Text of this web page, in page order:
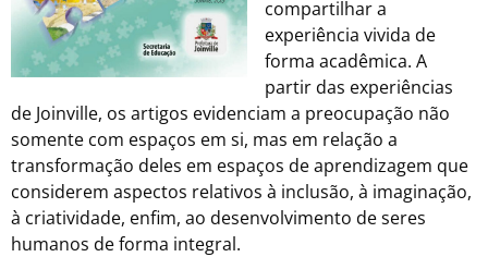
compartilhar a
experiência vivida de
forma acadêmica. A
partir das experiências
de Joinville, os artigos evidenciam a preocupação não
somente com espaços em si, mas em relação a
transformação deles em espaços de aprendizagem que
considerem aspectos relativos à inclusão, à imaginação,
à criatividade, enfim, ao desenvolvimento de seres
humanos de forma integral.